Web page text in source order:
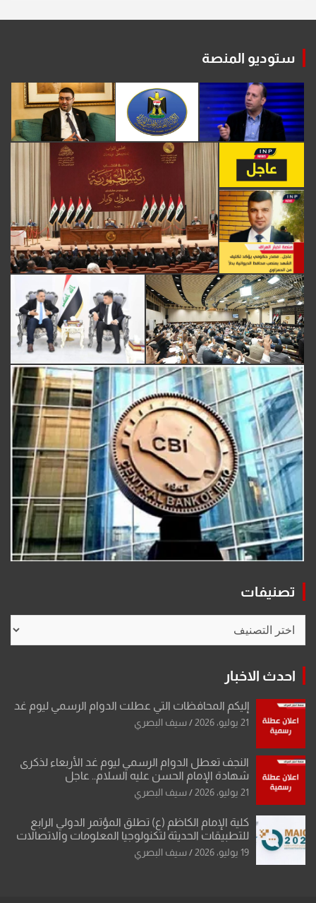
ستوديو المنصة
تصنيفات
احدث الاخبار
إليكم المحافظات التي عطلت الدوام الرسمي ليوم غد
21 يوليو، 2026 سيف البصري
النجف تعطل الدوام الرسمي ليوم غد الأربعاء لذكرى
شهادة الإمام الحسن عليه السلام.. عاجل
21 يوليو، 2026 سيف البصري
كلية الإمام الكاظم (ع) تطلق المؤتمر الدولي الرابع
للتطبيقات الحديثة لتكنولوجيا المعلومات والاتصالات
19 يوليو، 2026 سيف البصري